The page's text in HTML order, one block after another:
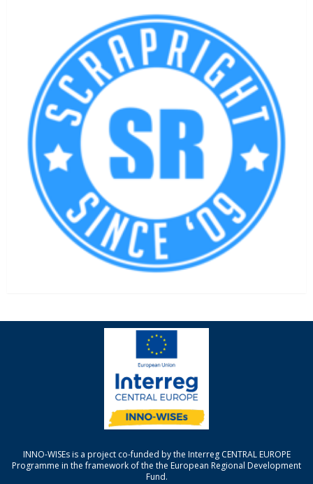
INNO-WISEs is a project co-funded by the Interreg CENTRAL EUROPE
Programme in the framework of the the European Regional Development
Fund.